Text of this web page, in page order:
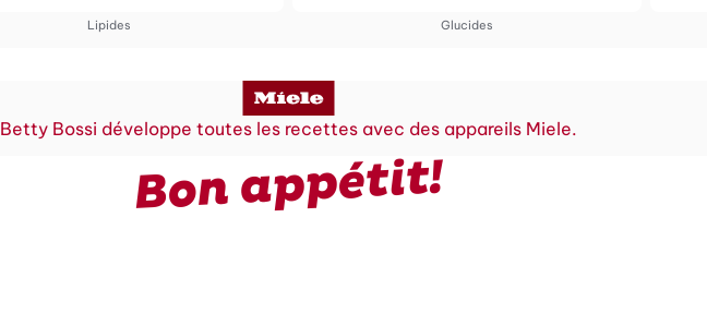
Lipides Glucides
Betty Bossi développe toutes les recettes avec des appareils Miele.
Bon appétit!